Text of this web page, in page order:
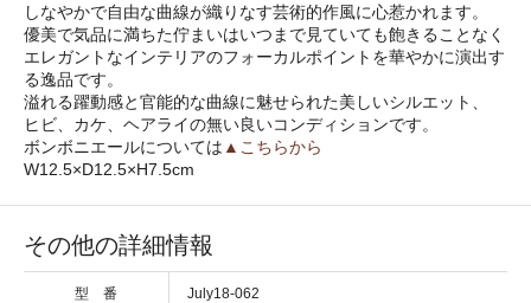
しなやかで自由な曲線が織りなす芸術的作風に心惹かれます。
優美で気品に満ちた佇まいはいつまで見ていても飽きることなく
エレガントなインテリアのフォーカルポイントを華やかに演出す
る逸品です。
溢れる躍動感と官能的な曲線に魅せられた美しいシルエット、
ヒビ、カケ、ヘアライの無い良いコンディションです。
ボンボニエールについては ▲こちらから
W12.5×D12.5×H7.5cm
その他の詳細情報
型 番 July18-062